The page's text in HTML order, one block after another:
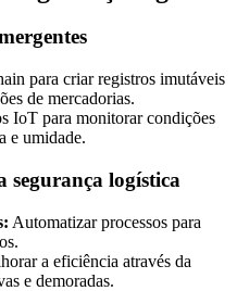
para criar registros imutáveis
de mercadorias.
IoT para monitorar condições
e umidade.
segurança logística
Automatizar processos para
a eficiência através da
e demoradas.